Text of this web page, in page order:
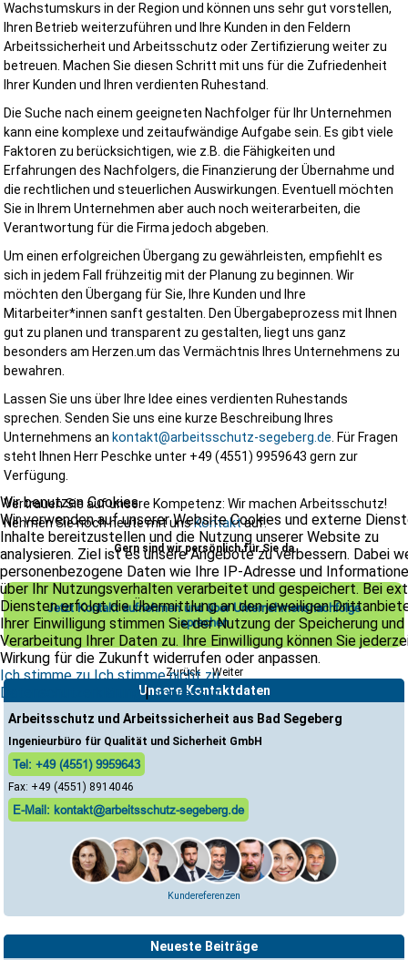
Wachstumskurs in der Region und können uns sehr gut vorstellen,
Ihren Betrieb weiterzuführen und Ihre Kunden in den Feldern
Arbeitssicherheit und Arbeitsschutz oder Zertifizierung weiter zu
betreuen. Machen Sie diesen Schritt mit uns für die Zufriedenheit
Ihrer Kunden und Ihren verdienten Ruhestand.
Die Suche nach einem geeigneten Nachfolger für Ihr Unternehmen
kann eine komplexe und zeitaufwändige Aufgabe sein. Es gibt viele
Faktoren zu berücksichtigen, wie z.B. die Fähigkeiten und
Erfahrungen des Nachfolgers, die Finanzierung der Übernahme und
die rechtlichen und steuerlichen Auswirkungen. Eventuell möchten
Sie in Ihrem Unternehmen aber auch noch weiterarbeiten, die
Verantwortung für die Firma jedoch abgeben.
Um einen erfolgreichen Übergang zu gewährleisten, empfiehlt es
sich in jedem Fall frühzeitig mit der Planung zu beginnen. Wir
möchten den Übergang für Sie, Ihre Kunden und Ihre
Mitarbeiter*innen sanft gestalten. Den Übergabeprozess mit Ihnen
gut zu planen und transparent zu gestalten, liegt uns ganz
besonders am Herzen.um das Vermächtnis Ihres Unternehmens zu
bewahren.
Lassen Sie uns über Ihre Idee eines verdienten Ruhestands
sprechen. Senden Sie uns eine kurze Beschreibung Ihres
Unternehmens an kontakt@arbeitsschutz-segeberg.de . Für Fragen
steht Ihnen Herr Peschke unter +49 (4551) 9959643 gern zur
Verfügung.
Vertrauen Sie auf unsere Kompetenz: Wir machen Arbeitsschutz!
Nehmen Sie noch heute mit unsKontaktauf.
Gern sind wir persönlich für Sie da
Jetzt Kontakt aufnehmen und über Unternehmensnachfolge
sprechen
Zurück Weiter
Unsere Kontaktdaten
Arbeitsschutz und Arbeitssicherheit aus Bad Segeberg
Ingenieurbüro für Qualität und Sicherheit GmbH
Tel: +49 (4551) 9959643
Fax: +49 (4551) 8914046
E-Mail: kontakt@arbeitsschutz-segeberg.de
Kundereferenzen
Neueste Beiträge
Wir benutzen Cookies
Wir verwenden auf unserer Website Cookies und externe
Inhalte bereitzustellen und die Nutzung unserer Website zu
analysieren. Ziel ist es unsere Angebote zu verbessern. Dabei
personenbezogene Daten wie Ihre IP-Adresse und
über Ihr Nutzungsverhalten verarbeitet und gespeichert. Bei
Diensten erfolgt die Übermittlung an den jeweiligen
Ihrer Einwilligung stimmen Sie der Nutzung der Speicherung und
Verarbeitung Ihrer Daten zu. Ihre Einwilligung können Sie
Wirkung für die Zukunft widerrufen oder anpassen.
Ich stimme zu Ich stimme nicht zu
Datenschutzerklärung|Impressum